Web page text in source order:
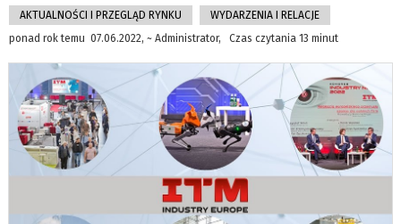
AKTUALNOŚCI I PRZEGLĄD RYNKU
WYDARZENIA I RELACJE
ponad rok temu 07.06.2022, ~ Administrator, Czas czytania 13 minut